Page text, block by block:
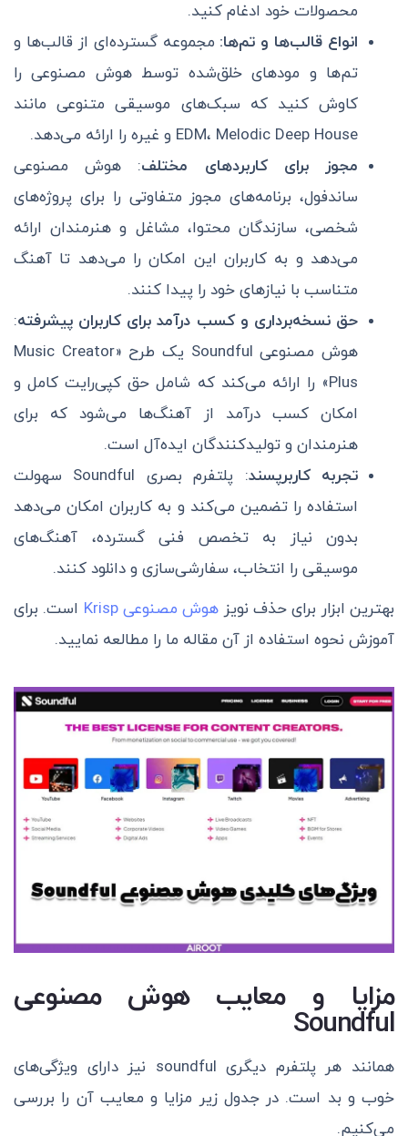
محصولات خود ادغام کنید.
انواع قالب‌ها و تم‌ها: مجموعه گسترده‌ای از قالب‌ها و
تم‌ها و مودهای خلق‌شده توسط هوش مصنوعی را
کاوش کنید که سبک‌های موسیقی متنوعی مانند
EDM، Melodic Deep House و غیره را ارائه می‌دهد.
مجوز برای کاربردهای مختلف: هوش مصنوعی
ساندفول، برنامه‌های مجوز متفاوتی را برای پروژه‌های
شخصی، سازندگان محتوا، مشاغل و هنرمندان ارائه
می‌دهد و به کاربران این امکان را می‌دهد تا آهنگ
متناسب با نیازهای خود را پیدا کنند.
حق نسخه‌برداری و کسب درآمد برای کاربران پیشرفته:
هوش مصنوعی Soundful یک طرح «Music Creator
Plus» را ارائه می‌کند که شامل حق کپی‌رایت کامل و
امکان کسب درآمد از آهنگ‌ها می‌شود که برای
هنرمندان و تولیدکنندگان ایده‌آل است.
تجربه کاربرپسند
: پلتفرم بصری Soundful سهولت
استفاده را تضمین می‌کند و به کاربران امکان می‌دهد
بدون نیاز به تخصص فنی گسترده، آهنگ‌های
موسیقی را انتخاب، سفارشی‌سازی و دانلود کنند.
بهترین ابزار برای حذف نویز هوش مصنوعی Krisp
است. برای
آموزش نحوه استفاده از آن مقاله ما را مطالعه نمایید.
مزایا و معایب هوش مصنوعی
Soundful
همانند هر پلتفرم دیگری soundful نیز دارای ویژگی‌های
خوب و بد است. در جدول زیر مزایا و معایب آن را بررسی
می‌کنیم.